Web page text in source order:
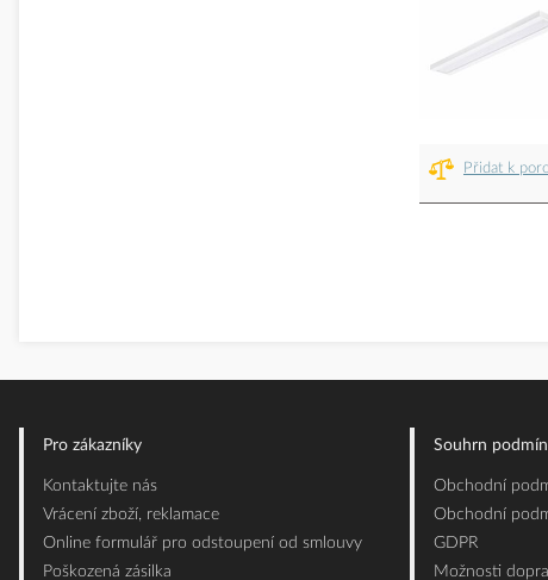
Přidat k
Pro zákazníky
Kontaktujte nás
Vrácení zboží, reklamace
Online formulář pro odstoupení od smlouvy
Poškozená zásilka
Souhrn
Obchodní
Obchodní
GDPR
Možnosti